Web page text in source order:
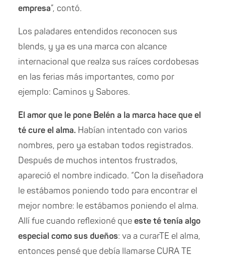
empresa”, contó.
Los paladares entendidos reconocen sus
blends, y ya es una marca con alcance
internacional que realza sus raíces cordobesas
en las ferias más importantes, como por
ejemplo: Caminos y Sabores.
El amor que le pone Belén a la marca hace que el
té cure el alma. Habían intentado con varios
nombres, pero ya estaban todos registrados.
Después de muchos intentos frustrados,
apareció el nombre indicado. “Con la diseñadora
le estábamos poniendo todo para encontrar el
mejor nombre: le estábamos poniendo el alma.
Allí fue cuando reflexioné queeste té tenía algo
especial como sus dueños: va a curarTE el alma,
entonces pensé que debía llamarse CURA TE